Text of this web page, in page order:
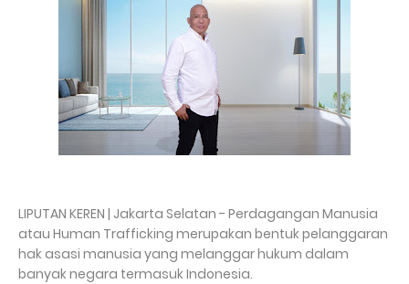
LIPUTAN KEREN | Jakarta Selatan - Perdagangan Manusia
atau Human Trafficking merupakan bentuk pelanggaran
hak asasi manusia yang melanggar hukum dalam
banyak negara termasuk Indonesia.